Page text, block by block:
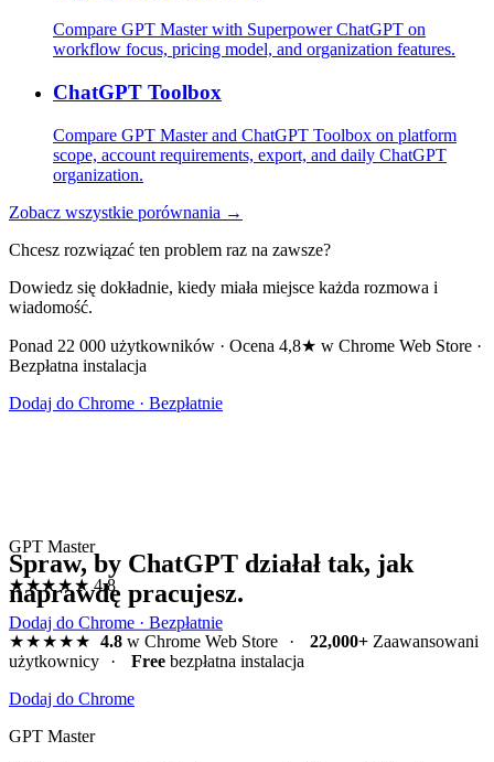
Compare GPT Master with Superpower ChatGPT on
workflow focus, pricing model, and organization features.
ChatGPT Toolbox
Compare GPT Master and ChatGPT Toolbox on platform
scope, account requirements, export, and daily ChatGPT
organization.
Zobacz wszystkie porównania →
Chcesz rozwiązać ten problem raz na zawsze?
Dowiedz się dokładnie, kiedy miała miejsce każda rozmowa i
wiadomość.
Ponad 22 000 użytkowników · Ocena 4,8★ w Chrome Web Store ·
Bezpłatna instalacja
Dodaj do Chrome · Bezpłatnie
GPT Master
★★★★★ 4.8
Dodaj do Chrome · Bezpłatnie
Spraw, by ChatGPT działał tak, jak
naprawdę pracujesz.
★★★★★ 4.8w Chrome Web Store · 22,000+Zaawansowani
użytkownicy
· Free bezpłatna instalacja
Dodaj do Chrome
GPT Master